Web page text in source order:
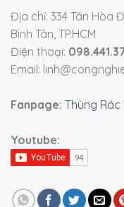
Địa chỉ: 334 Tân Hòa
Bình Tân, TP.HCM
Điện thoại:
Email:
Fanpage: Thùng Rác
Youtube: